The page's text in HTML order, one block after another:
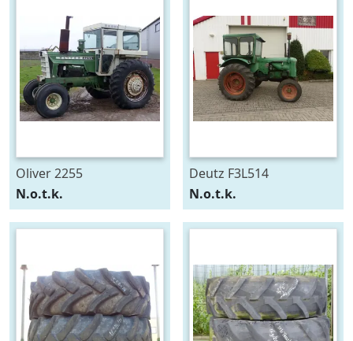
Oliver 2255
N.o.t.k.
Deutz F3L514
N.o.t.k.